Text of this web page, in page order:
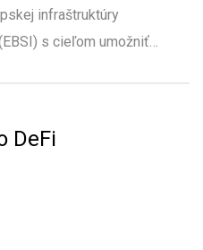
infraštruktúry
s cieľom umožniť…
DeFi